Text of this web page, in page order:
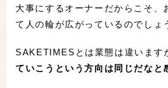
大事にするオーナーだからこそ、
て人の輪が広がっているのでしょ
SAKETIMESとは業態は違います
ていこうという方向は同じだなと